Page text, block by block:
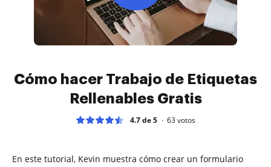
Cómo hacer Trabajo de Etiquetas
Rellenables Gratis
4.7 de 5 63votos
En este tutorial, Kevin muestra cómo crear un formulario